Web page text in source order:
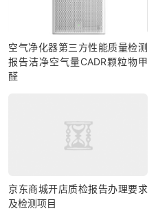
空气净化器第三方性能质量检测
报告洁净空气量CADR颗粒物甲
醛
京东商城开店质检报告办理要求
及检测项目